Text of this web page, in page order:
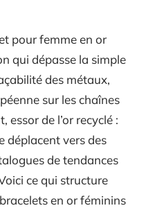
pour femme en or
qui dépasse la simple
des métaux,
sur les chaînes
essor de l’or recyclé :
déplacent vers des
de tendances
ce qui structure
en or féminins